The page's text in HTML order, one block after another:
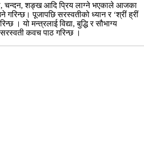
चन्दन, शङ्ख आदि प्रिय लाग्ने भएकाले आजका
गरिन्छ। पूजापछि सरस्वतीको ध्यान र ‘श्रीं ह्रीं
। यो मन्त्रलाई विद्या, बुद्धि र सौभाग्य
कवच पाठ गरिन्छ ।